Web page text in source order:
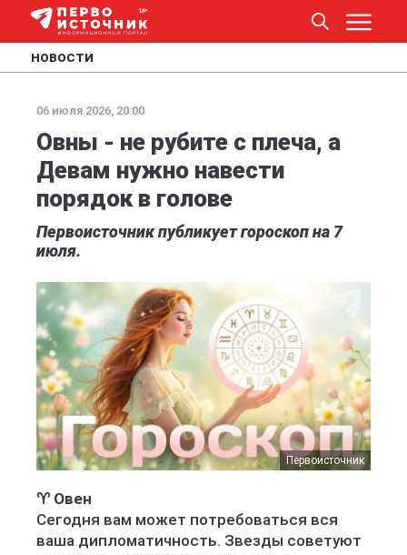
НОВОСТИ
06 июля 2026, 20:00
Овны - не рубите с плеча, а
Девам нужно навести
порядок в голове
Первоисточник публикует гороскоп на 7
июля.
Первоисточник
♈ Овен
Сегодня вам может потребоваться вся
ваша дипломатичность. Звезды советуют